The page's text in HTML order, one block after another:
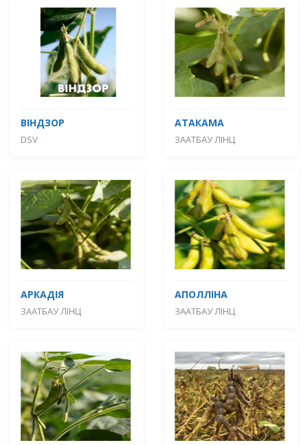
ВІНДЗОР
DSV
АТАКАМА
ЗААТБАУ ЛІНЦ
АРКАДІЯ
ЗААТБАУ ЛІНЦ
АПОЛЛІНА
ЗААТБАУ ЛІНЦ